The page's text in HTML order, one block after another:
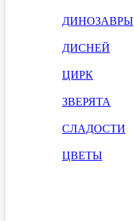
ДИНОЗАВРЫ
ДИСНЕЙ
ЦИРК
ЗВЕРЯТА
СЛАДОСТИ
ЦВЕТЫ